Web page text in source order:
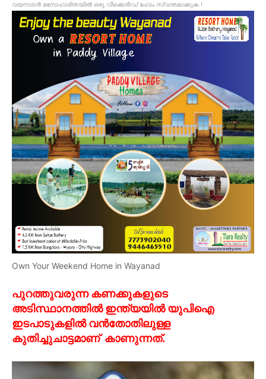
വയനാടൻ മനോഹാരിതയിൽ ഒരു വീക്കെൻഡ് ഹോം സ്വന്തമാക്കുക !
Own Your Weekend Home in Wayanad
പുറത്തുവരുന്ന കണക്കുകളുടെ
അടിസ്ഥാനത്തിൽ ഇന്ത്യയിൽ യുപിഐ
ഇടപാടുകളിൽ വൻതോതിലുള്ള
കുതിച്ചുചാട്ടമാണ് കാണുന്നത്.